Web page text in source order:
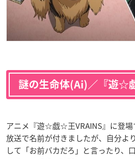
謎の生命体(Ai)／『遊☆
アニメ『遊☆戯☆王VRAINS』に登場
放送で名前が付きましたが、自分よ
して「お前バカだろ」と言ったり、